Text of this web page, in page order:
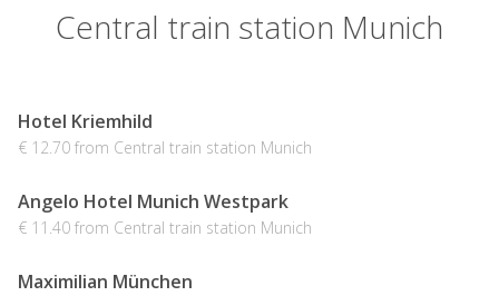
Central train station Munich
Hotel Kriemhild
€ 12.70 from Central train station Munich
Angelo Hotel Munich Westpark
€ 11.40 from Central train station Munich
Maximilian München